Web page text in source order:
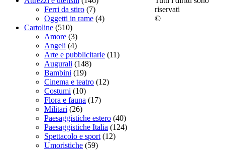
Ferri da stiro (7)
Oggetti in rame (4)
Cartoline (510)
Amore (3)
Angeli (4)
Arte e pubblicitarie (11)
Augurali (148)
Bambini (19)
Cinema e teatro (12)
Costumi (10)
Flora e fauna (17)
Militari (26)
Paesaggistiche estero (40)
Paesaggistiche Italia (124)
Spettacolo e sport (12)
Umoristiche (59)
riservati
©